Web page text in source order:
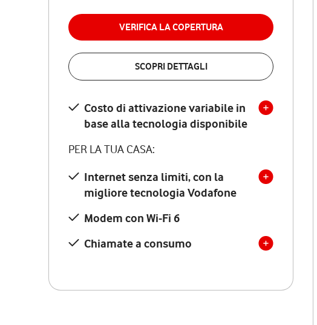
VERIFICA LA COPERTURA
SCOPRI DETTAGLI
Costo di attivazione variabile in
base alla tecnologia disponibile
PER LA TUA CASA:
Internet senza limiti, con la
migliore tecnologia Vodafone
Modem con Wi-Fi 6
Chiamate a consumo